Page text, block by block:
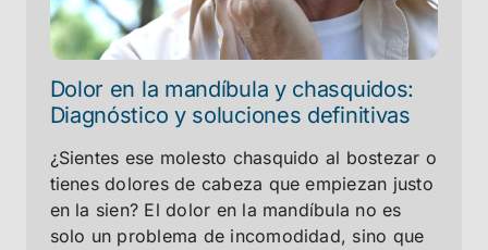
Dolor en la mandíbula y chasquidos:
Diagnóstico y soluciones definitivas
¿Sientes ese molesto chasquido al bostezar o
tienes dolores de cabeza que empiezan justo
en la sien? El dolor en la mandíbula no es
solo un problema de incomodidad, sino que